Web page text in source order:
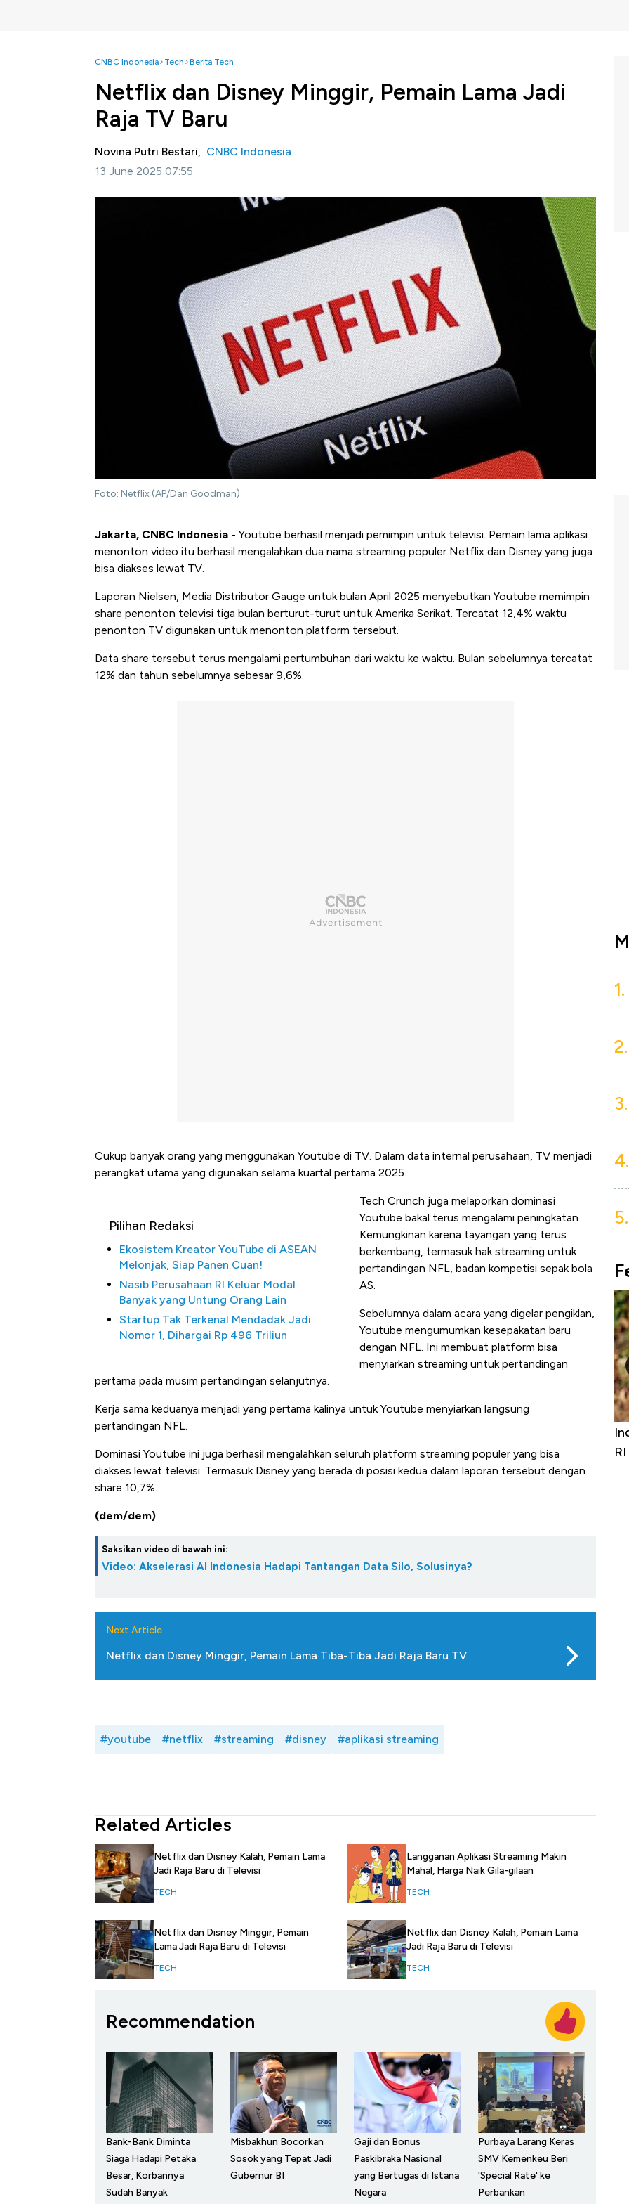
CNBC Indonesia Tech Berita Tech
Netflix dan Disney Minggir, Pemain Lama Jadi
Raja TV Baru
Novina Putri Bestari, CNBC Indonesia
13 June 2025 07:55
Foto: Netflix (AP/Dan Goodman)
Jakarta, CNBC Indonesia - Youtube berhasil menjadi pemimpin untuk televisi. Pemain lama aplikasi
menonton video itu berhasil mengalahkan dua nama streaming populer Netflix dan Disney yang juga
bisa diakses lewat TV.
Laporan Nielsen, Media Distributor Gauge untuk bulan April 2025 menyebutkan Youtube memimpin
share penonton televisi tiga bulan berturut-turut untuk Amerika Serikat. Tercatat 12,4% waktu
penonton TV digunakan untuk menonton platform tersebut.
Data share tersebut terus mengalami pertumbuhan dari waktu ke waktu. Bulan sebelumnya tercatat
12% dan tahun sebelumnya sebesar 9,6%.
Cukup banyak orang yang menggunakan Youtube di TV. Dalam data internal perusahaan, TV menjadi
perangkat utama yang digunakan selama kuartal pertama 2025.
Pilihan Redaksi
Ekosistem Kreator YouTube di ASEAN
Melonjak, Siap Panen Cuan!
Nasib Perusahaan RI Keluar Modal
Banyak yang Untung Orang Lain
Startup Tak Terkenal Mendadak Jadi
Nomor 1, Dihargai Rp 496 Triliun
Tech Crunch juga melaporkan dominasi
Youtube bakal terus mengalami peningkatan.
Kemungkinan karena tayangan yang terus
berkembang, termasuk hak streaming untuk
pertandingan NFL, badan kompetisi sepak bola
AS.
Sebelumnya dalam acara yang digelar pengiklan,
Youtube mengumumkan kesepakatan baru
dengan NFL. Ini membuat platform bisa
menyiarkan streaming untuk pertandingan
pertama pada musim pertandingan selanjutnya.
Kerja sama keduanya menjadi yang pertama kalinya untuk Youtube menyiarkan langsung
pertandingan NFL.
Dominasi Youtube ini juga berhasil mengalahkan seluruh platform streaming populer yang bisa
diakses lewat televisi. Termasuk Disney yang berada di posisi kedua dalam laporan tersebut dengan
share 10,7%.
(dem/dem)
Saksikan video di bawah ini:
Video: Akselerasi AI Indonesia Hadapi Tantangan Data Silo, Solusinya?
Next Article
Netflix dan Disney Minggir, Pemain Lama Tiba-Tiba Jadi Raja Baru TV
#youtube #netflix #streaming #disney #aplikasi streaming
Related Articles
Netflix dan Disney Kalah, Pemain Lama
Jadi Raja Baru di Televisi
TECH
Netflix dan Disney Minggir, Pemain
Lama Jadi Raja Baru di Televisi
TECH
Langganan Aplikasi Streaming Makin
Mahal, Harga Naik Gila-gilaan
TECH
Netflix dan Disney Kalah, Pemain Lama
Jadi Raja Baru di Televisi
TECH
Recommendation
Bank-Bank Diminta
Siaga Hadapi Petaka
Besar, Korbannya
Sudah Banyak
Misbakhun Bocorkan
Sosok yang Tepat Jadi
Gubernur BI
Gaji dan Bonus
Paskibraka Nasional
yang Bertugas di Istana
Negara
Purbaya Larang Keras
SMV Kemenkeu Beri
'Special Rate' ke
Perbankan
1.
2.
3.
4.
5.
Alas Kaki Tumbuh Double Digit
RI